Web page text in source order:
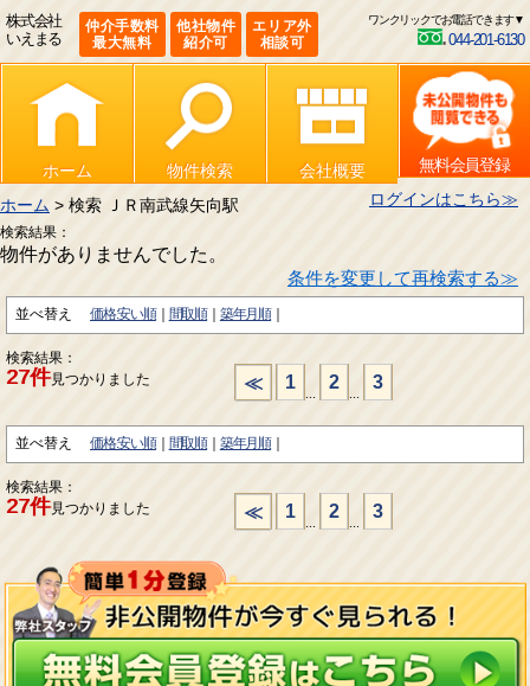
株式会社
いえまる
仲介手数料
最大無料
他社物件
紹介可
エリア外
相談可
ワンクリックでお電話できます▼
044-201-6130
ホーム 物件検索 会社概要
無料会員登録
ログインはこちら≫
ホーム > 検索 ＪＲ南武線矢向駅
検索結果：
物件がありませんでした。
条件を変更して再検索する≫
並べ替え 価格:安い順 間取順 築年月順
検索結果：
27件見つかりました ≪ 1
...
2
...
3
並べ替え 価格:安い順 間取順 築年月順
検索結果：
27件見つかりました ≪ 1
...
2
...
3